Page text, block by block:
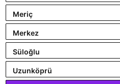
Meriç
Merkez
Süloğlu
Uzunköprü